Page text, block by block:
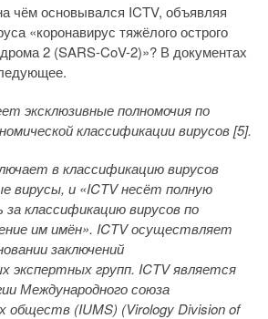
чём основывался ICTV, объявляя
«коронавирус тяжёлого острого
2 (SARS-CoV-2)»? В документах
эксклюзивные полномочия по
классификации вирусов [5].
в классификацию вирусов
вирусы, и «ICTV несёт полную
классификацию вирусов по
им имён». ICTV осуществляет
заключений
экспертных групп. ICTV является
Международного союза
обществ (IUMS) (Virology Division of